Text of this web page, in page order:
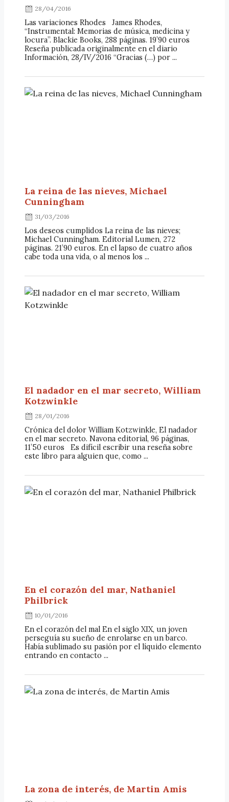
28/04/2016
Las variaciones Rhodes James Rhodes,
“Instrumental: Memorias de música, medicina y
locura”. Blackie Books, 288 páginas. 19’90 euros
Reseña publicada originalmente en el diario
Información, 28/IV/2016 “Gracias (…) por ...
La reina de las nieves, Michael
Cunningham
31/03/2016
Los deseos cumplidos La reina de las nieves;
Michael Cunningham. Editorial Lumen, 272
páginas. 21’90 euros. En el lapso de cuatro años
cabe toda una vida, o al menos los ...
El nadador en el mar secreto, William
Kotzwinkle
28/01/2016
Crónica del dolor William Kotzwinkle, El nadador
en el mar secreto. Navona editorial, 96 páginas,
11’50 euros Es difícil escribir una reseña sobre
este libro para alguien que, como ...
En el corazón del mar, Nathaniel
Philbrick
10/01/2016
En el corazón del mal En el siglo XIX, un joven
perseguía su sueño de enrolarse en un barco.
Había sublimado su pasión por el líquido elemento
entrando en contacto ...
La zona de interés, de Martin Amis